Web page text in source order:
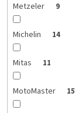
Metzeler 9
Michelin 14
Mitas 11
MotoMaster 15